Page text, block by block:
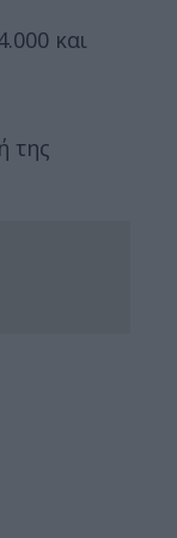
και
της